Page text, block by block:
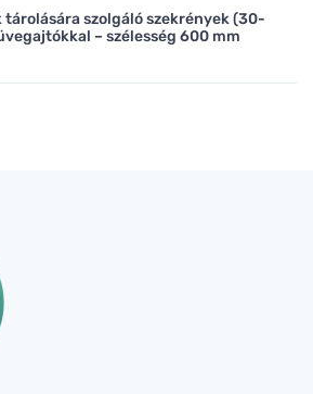
tárolására szolgáló szekrények (30-
– szélesség 600 mm